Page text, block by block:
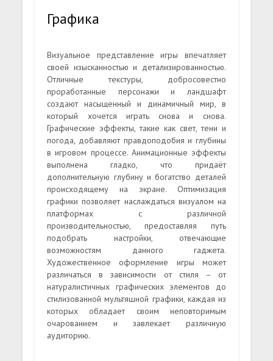
Графика
Визуальное представление игры впечатляет
своей изысканностью и детализированностью.
Отличные текстуры, добросовестно
проработанные персонажи и ландшафт
создают насыщенный и динамичный мир, в
который хочется играть снова и снова.
Графические эффекты, такие как свет, тени и
погода, добавляют правдоподобия и глубины
в игровом процессе. Анимационные эффекты
выполнена гладко, что придаёт
дополнительную глубину и богатство деталей
происходящему на экране. Оптимизация
графики позволяет наслаждаться визуалом на
платформах с различной
производительностью, предоставляя путь
подобрать настройки, отвечающие
возможностям данного гаджета.
Художественное оформление игры может
различаться в зависимости от стиля – от
натуралистичных графических элементов до
стилизованной мультяшной графики, каждая из
которых обладает своим неповторимым
очарованием и завлекает различную
аудиторию.